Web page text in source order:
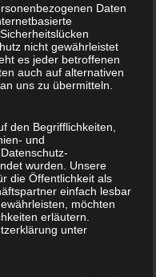
E-Mail
der BI
e.V. am 19.3.2016
2016
Daten
nicht gewährleistet
es jeder betroffenen
auch auf alternativen
uns zu übermitteln.
den Begrifflichkeiten,
und
wurden. Unsere
die Öffentlichkeit als
einfach lesbar
möchten
erläutern.
unter